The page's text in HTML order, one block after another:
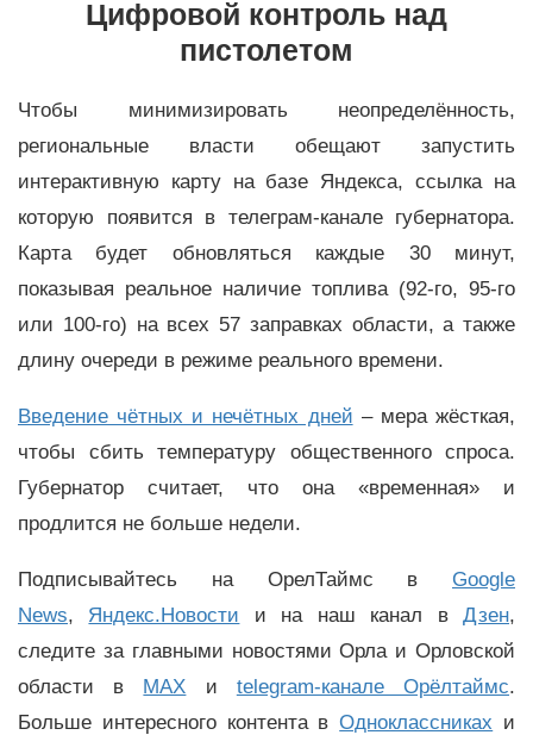
Цифровой контроль над
пистолетом
Чтобы минимизировать неопределённость,
региональные власти обещают запустить
интерактивную карту на базе Яндекса, ссылка на
которую появится в телеграм-канале губернатора.
Карта будет обновляться каждые 30 минут,
показывая реальное наличие топлива (92-го, 95-го
или 100-го) на всех 57 заправках области, а также
длину очереди в режиме реального времени.
Введение чётных и нечётных дней – мера жёсткая,
чтобы сбить температуру общественного спроса.
Губернатор считает, что она «временная» и
продлится не больше недели.
Подписывайтесь на ОрелТаймс в Google
News, Яндекс.Новости и на наш канал вДзен,
следите за главными новостями Орла и Орловской
области в MAX и telegram-канале Орёлтаймс.
Больше интересного контента вОдноклассниках и